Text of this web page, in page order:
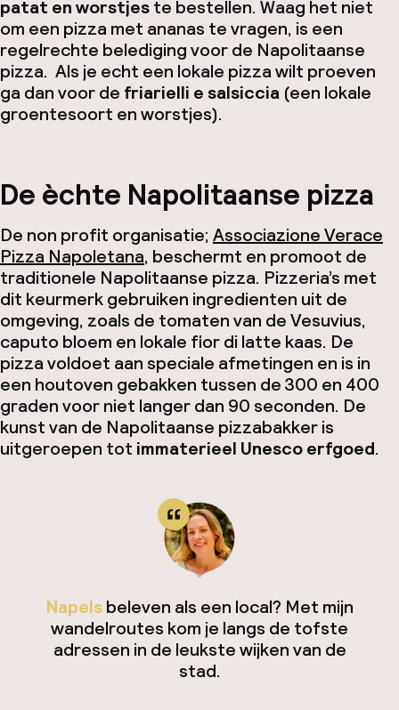
patat en worstjeste bestellen. Waag het niet
om een pizza met ananas te vragen, is een
regelrechte belediging voor de Napolitaanse
pizza. Als je echt een lokale pizza wilt proeven
ga dan voor de friarielli e salsiccia (een lokale
groentesoort en worstjes).
De èchte Napolitaanse pizza
De non profit organisatie; Associazione Verace
Pizza Napoletana, beschermt en promoot de
traditionele Napolitaanse pizza. Pizzeria’s met
dit keurmerk gebruiken ingredienten uit de
omgeving, zoals de tomaten van de Vesuvius,
caputo bloem en lokale fior di latte kaas. De
pizza voldoet aan speciale afmetingen en is in
een houtoven gebakken tussen de 300 en 400
graden voor niet langer dan 90 seconden. De
kunst van de Napolitaanse pizzabakker is
uitgeroepen tot immaterieel Unesco erfgoed.
Napelsbeleven als een local? Met mijn
wandelroutes kom je langs de tofste
adressen in de leukste wijken van de
stad.